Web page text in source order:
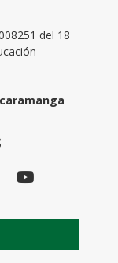
del 18